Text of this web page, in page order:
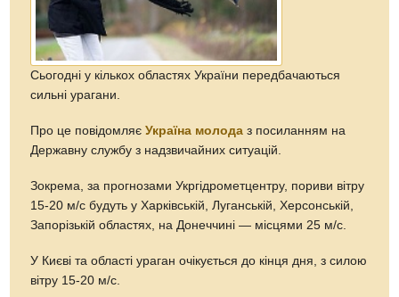
Сьогодні у кількох областях України передбачаються
сильні урагани.
Про це повідомляєУкраїна молода з посиланням на
Державну службу з надзвичайних ситуацій.
Зокрема, за прогнозами Укргідрометцентру, пориви вітру
15-20 м/с будуть у Харківській, Луганській, Херсонській,
Запорізькій областях, на Донеччині — місцями 25 м/с.
У Києві та області ураган очікується до кінця дня, з силою
вітру 15-20 м/с.